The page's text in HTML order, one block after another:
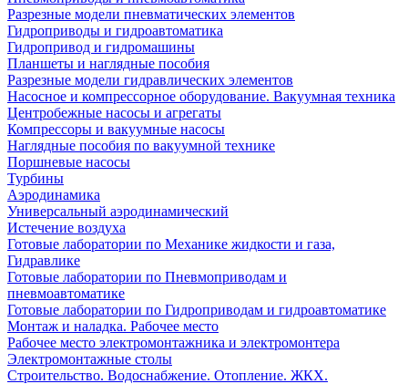
Разрезные модели пневматических элементов
Гидроприводы и гидроавтоматика
Гидропривод и гидромашины
Планшеты и наглядные пособия
Разрезные модели гидравлических элементов
Насосное и компрессорное оборудование. Вакуумная техника
Центробежные насосы и агрегаты
Компрессоры и вакуумные насосы
Наглядные пособия по вакуумной технике
Поршневые насосы
Турбины
Аэродинамика
Универсальный аэродинамический
Истечение воздуха
Готовые лаборатории по Механике жидкости и газа,
Гидравлике
Готовые лаборатории по Пневмоприводам и
пневмоавтоматике
Готовые лаборатории по Гидроприводам и гидроавтоматике
Монтаж и наладка. Рабочее место
Рабочее место электромонтажника и электромонтера
Электромонтажные столы
Строительство. Водоснабжение. Отопление. ЖКХ.